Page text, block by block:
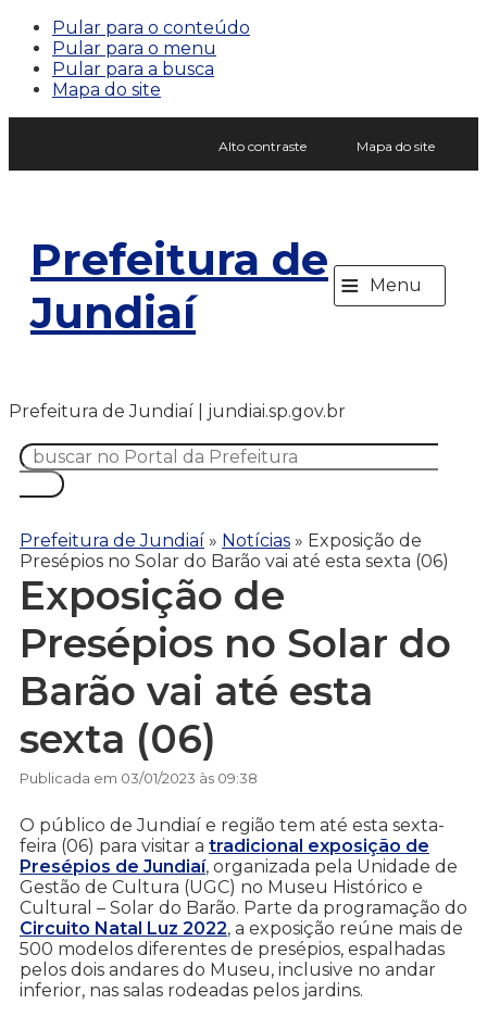
Pular para o conteúdo
Pular para o menu
Pular para a busca
Mapa do site
Alto contraste Mapa do site
Prefeitura de
Jundiaí
≡ Menu
Prefeitura de Jundiaí | jundiai.sp.gov.br
Prefeitura de Jundiaí » Notícias » Exposição de
Presépios no Solar do Barão vai até esta sexta (06)
Exposição de
Presépios no Solar do
Barão vai até esta
sexta (06)
Publicada em 03/01/2023 às 09:38
O público de Jundiaí e região tem até esta sexta-
feira (06) para visitar a tradicional exposição de
Presépios de Jundiaí, organizada pela Unidade de
Gestão de Cultura (UGC) no Museu Histórico e
Cultural – Solar do Barão. Parte da programação do
Circuito Natal Luz 2022, a exposição reúne mais de
500 modelos diferentes de presépios, espalhadas
pelos dois andares do Museu, inclusive no andar
inferior, nas salas rodeadas pelos jardins.